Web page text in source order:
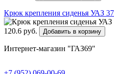
Крюк крепления сиденья УАЗ
120.6 руб. Добавить в корзину
Интернет-магазин "ГАЗ69"